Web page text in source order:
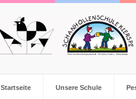
Startseite Unsere Schule